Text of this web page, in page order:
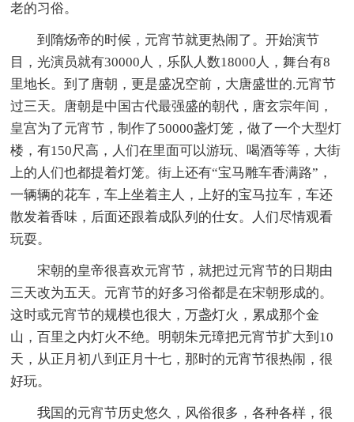
老的习俗。
到隋炀帝的时候，元宵节就更热闹了。开始演节
目，光演员就有30000人，乐队人数18000人，舞台有8
里地长。到了唐朝，更是盛况空前，大唐盛世的.元宵节
过三天。唐朝是中国古代最强盛的朝代，唐玄宗年间，
皇宫为了元宵节，制作了50000盏灯笼，做了一个大型灯
楼，有150尺高，人们在里面可以游玩、喝酒等等，大街
上的人们也都提着灯笼。街上还有“宝马雕车香满路”，
一辆辆的花车，车上坐着主人，上好的宝马拉车，车还
散发着香味，后面还跟着成队列的仕女。人们尽情观看
玩耍。
宋朝的皇帝很喜欢元宵节，就把过元宵节的日期由
三天改为五天。元宵节的好多习俗都是在宋朝形成的。
这时或元宵节的规模也很大，万盏灯火，累成那个金
山，百里之内灯火不绝。明朝朱元璋把元宵节扩大到10
天，从正月初八到正月十七，那时的元宵节很热闹，很
好玩。
我国的元宵节历史悠久，风俗很多，各种各样，很